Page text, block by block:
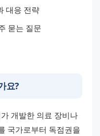
대응 전략
묻는 질문
요?
개발한 의료 장비나
국가로부터 독점권을